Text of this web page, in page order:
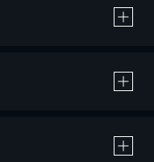
よる作品の購入 / レンタルです。